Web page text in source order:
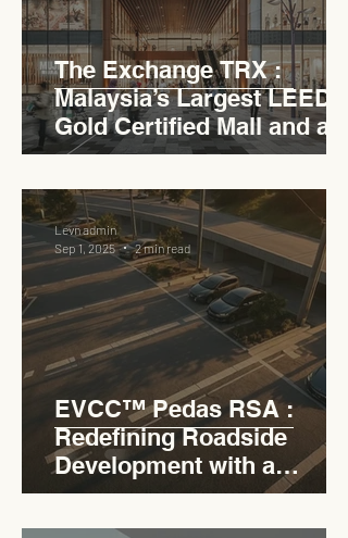
The Exchange TRX :
Malaysia’s Largest LEED
Gold Certified Mall and a
Model for EVCC™ Pedas
RSA
EVCC™ Pedas RSA :
Redefining Roadside
Development with a
Circular Carpark for
Seamless Access
Levn admin
Sep 1, 2025
2 min read